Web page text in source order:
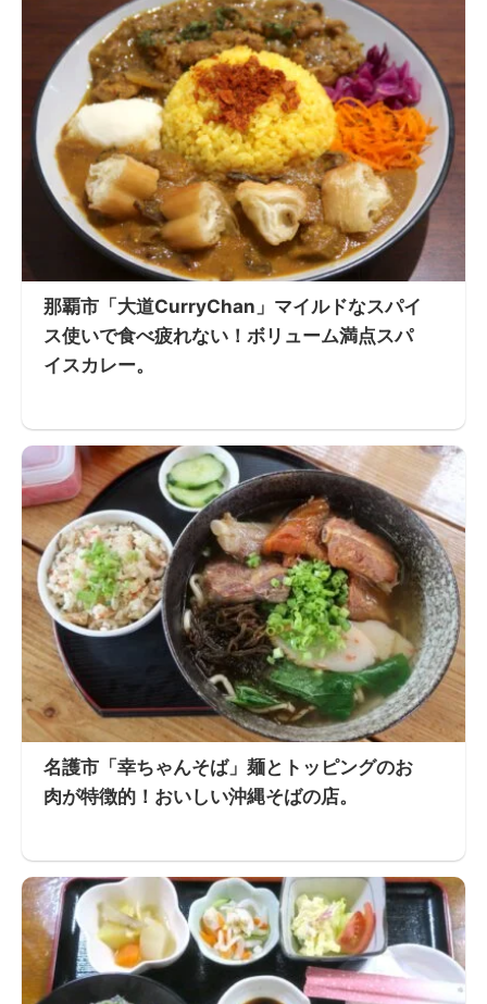
那覇市「大道CurryChan」マイルドなスパイ
ス使いで食べ疲れない！ボリューム満点スパ
イスカレー。
名護市「幸ちゃんそば」麺とトッピングのお
肉が特徴的！おいしい沖縄そばの店。